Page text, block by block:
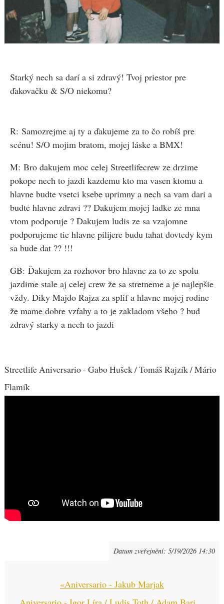
Starký nech sa darí a si zdravý! Tvoj priestor pre
ďakovačku & S/O niekomu?
R: Samozrejme aj ty a ďakujeme za to čo robíš pre
scénu! S/O mojim bratom, mojej láske a BMX!
M: Bro dakujem moc celej Streetlifecrew ze drzime
pokope nech to jazdi kazdemu kto ma vasen ktomu a
hlavne budte vsetci ksebe uprimny a nech sa vam dari a
budte hlavne zdravi ?? Dakujem mojej ladke ze mna
vtom podporuje ? Dakujem ludis ze sa vzajomne
podporujeme tie hlavne pilijere budu tahat dovtedy kym
sa bude dat ?? !!!
GB: Ďakujem za rozhovor bro hlavne za to ze spolu
jazdime stale aj celej crew že sa stretneme a je najlepšie
vždy. Diky Majdo Rajza za splif a hlavne mojej rodine
že mame dobre vzťahy a to je zakladom všeho ? bud
zdravý starky a nech to jazdi
Streetlife Aniversario - Gabo Hušek / Tomáš Rajzík / Mário
Flamík
Datum zveřejnění: 5/19/2026 14:30
«Aniversario - Jakub Marjak